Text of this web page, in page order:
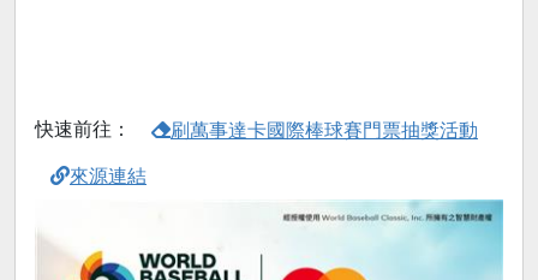
快速前往： 刷萬事達卡國際棒球賽門票抽獎活動
來源連結